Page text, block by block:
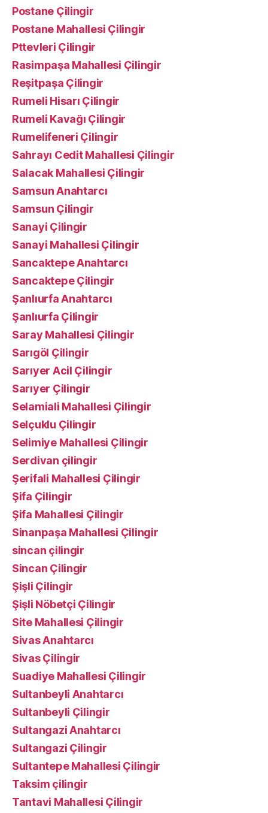
Postane Çilingir
Postane Mahallesi Çilingir
Pttevleri Çilingir
Rasimpaşa Mahallesi Çilingir
Reşitpaşa Çilingir
Rumeli Hisarı Çilingir
Rumeli Kavağı Çilingir
Rumelifeneri Çilingir
Sahrayı Cedit Mahallesi Çilingir
Salacak Mahallesi Çilingir
Samsun Anahtarcı
Samsun Çilingir
Sanayi Çilingir
Sanayi Mahallesi Çilingir
Sancaktepe Anahtarcı
Sancaktepe Çilingir
Şanlıurfa Anahtarcı
Şanlıurfa Çilingir
Saray Mahallesi Çilingir
Sarıgöl Çilingir
Sarıyer Acil Çilingir
Sarıyer Çilingir
Selamiali Mahallesi Çilingir
Selçuklu Çilingir
Selimiye Mahallesi Çilingir
Serdivan çilingir
Şerifali Mahallesi Çilingir
Şifa Çilingir
Şifa Mahallesi Çilingir
Sinanpaşa Mahallesi Çilingir
sincan çilingir
Sincan Çilingir
Şişli Çilingir
Şişli Nöbetçi Çilingir
Site Mahallesi Çilingir
Sivas Anahtarcı
Sivas Çilingir
Suadiye Mahallesi Çilingir
Sultanbeyli Anahtarcı
Sultanbeyli Çilingir
Sultangazi Anahtarcı
Sultangazi Çilingir
Sultantepe Mahallesi Çilingir
Taksim çilingir
Tantavi Mahallesi Çilingir